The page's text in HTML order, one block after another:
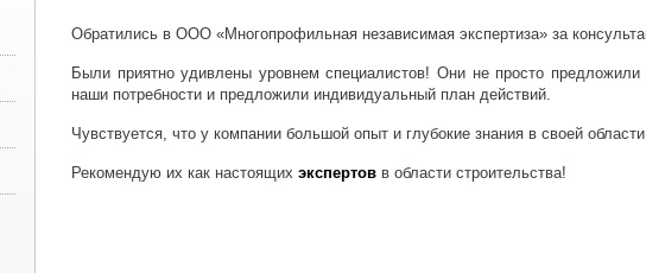
Обратились в ООО «Многопрофильная независимая экспертиза» за
Были приятно удивлены уровнем специалистов! Они не просто
наши потребности и предложили индивидуальный план действий.
Чувствуется, что у компании большой опыт и глубокие знания в своей
Рекомендую их как настоящих экспертов в области строительства!